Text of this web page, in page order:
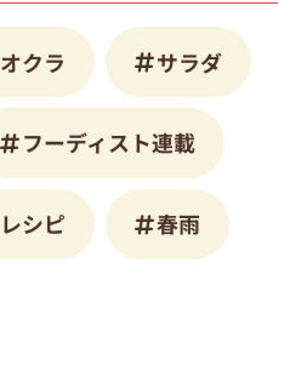
オクラ サラダ
フーディスト連載
レシピ 春雨